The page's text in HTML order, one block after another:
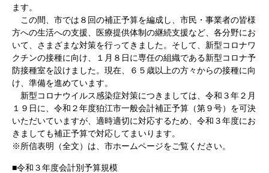
ます。
この間、市では８回の補正予算を編成し、市民・事業者の皆様
方への生活への支援、医療提供体制の継続支援など、各分野にお
いて、さまざまな対策を行ってきました。そして、新型コロナワ
クチンの接種に向け、１月８日に専任の組織である新型コロナ予
防接種室を設けました。現在、６５歳以上の方々からの接種に向
け、準備を進めています。
新型コロナウイルス感染症対策につきましては、令和３年２月
１９日に、令和２年度狛江市一般会計補正予算（第９号）を可決
いただいていますが、適時適切に対応するため、令和３年度にお
きましても補正予算で対応してまいります。
※所信表明（全文）は、市ホームページをご覧ください。
■令和３年度会計別予算規模